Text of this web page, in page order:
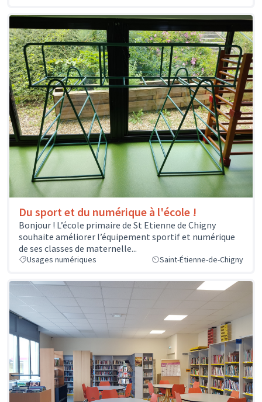
Du sport et du numérique à l'école !
Bonjour ! L’école primaire de St Etienne de Chigny
souhaite améliorer l’équipement sportif et numérique
de ses classes de maternelle...
Usages numériques Saint-Étienne-de-Chigny